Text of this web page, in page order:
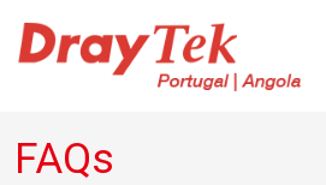
Navegação principal
FAQs